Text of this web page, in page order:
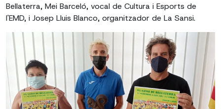
Bellaterra, Mei Barceló, vocal de Cultura i Esports de
l'EMD, i Josep Lluis Blanco, organitzador de La Sansi.